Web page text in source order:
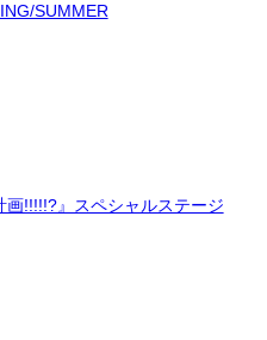
SUMMER
!!!!!?』スペシャルステージ